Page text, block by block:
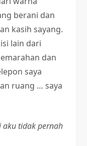
berani dan
kasih sayang.
lain dari
dan
saya
ruang … saya
aku tidak pernah